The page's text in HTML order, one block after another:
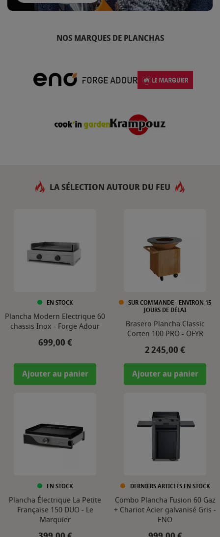
NOS MARQUES DE PLANCHAS
LA SÉLECTION AUTOUR DU FEU
EN STOCK
Plancha Modern Electrique 60
chassis Inox - Forge Adour
Prix
699,00 €
Ajouter au panier
SUR COMMANDE - ENVIRON 15
JOURS DE DÉLAI
Brasero Plancha Classic
Corten 100 PRO - OFYR
Prix
2 245,00 €
Ajouter au panier
EN STOCK
Plancha Électrique La Petite
Française 150 DUO - Le
Marquier
DERNIERS ARTICLES EN STOCK
Combo Plancha Fusion 60 Gaz
+ Chariot Acier galvanisé Gris -
ENO